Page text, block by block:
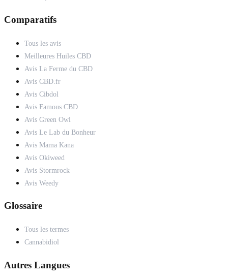
Comparatifs
Tous les avis
Meilleures Huiles CBD
Avis La Ferme du CBD
Avis CBD.fr
Avis Cibdol
Avis Famous CBD
Avis Green Owl
Avis Le Lab du Bonheur
Avis Mama Kana
Avis Okiweed
Avis Stormrock
Avis Weedy
Glossaire
Tous les termes
Cannabidiol
Autres Langues